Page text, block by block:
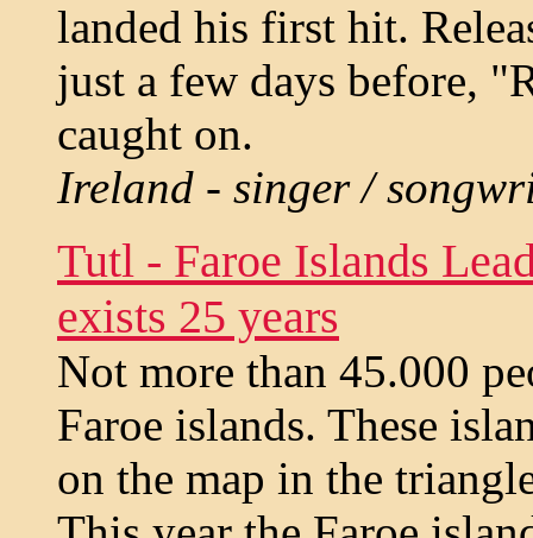
landed his first hit.
just a few days before,
caught on.
Ireland - singer /
Tutl - Faroe Islands
exists 25 years
Not more than 45.000
Faroe islands. These
on the map in the